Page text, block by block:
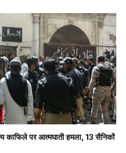
काफिले पर आत्मघाती हमला, 13 सैनिकों